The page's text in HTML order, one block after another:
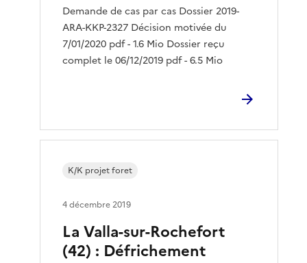
Demande de cas par cas Dossier 2019-
ARA-KKP-2327 Décision motivée du
7/01/2020 pdf - 1.6 Mio Dossier reçu
complet le 06/12/2019 pdf - 6.5 Mio
La Valla-sur-Rochefort
(42) : Défrichement
K/K projet foret
4 décembre 2019